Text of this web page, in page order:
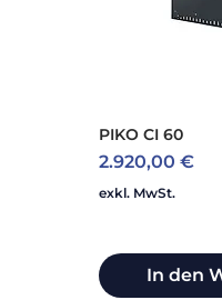
PIKO CI 60
Preis
2.920,00 €
exkl. MwSt.
In den